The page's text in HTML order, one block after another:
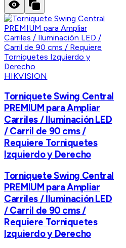
HIKVISION
Torniquete Swing Central
PREMIUM para Ampliar
Carriles / Iluminación LED
/ Carril de 90 cms /
Requiere Torniquetes
Izquierdo y Derecho
Torniquete Swing Central
PREMIUM para Ampliar
Carriles / Iluminación LED
/ Carril de 90 cms /
Requiere Torniquetes
Izquierdo y Derecho